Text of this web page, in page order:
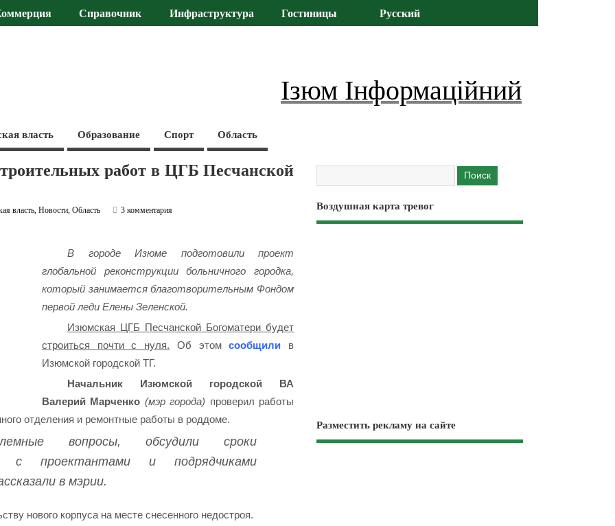
Справочник Инфраструктура Гостиницы Русский
Ізюм Інформаційний
власть Образование Спорт Область
работ в ЦГБ Песчанской
власть,Новости,Область
3 комментария
В городе Изюме подготовили проект
глобальной реконструкции больничного городка,
который занимается благотворительным Фондом
первой леди Елены Зеленской.
Изюмская ЦГБ Песчанской Богоматери будет
строиться почти с нуля. Об этомсообщили в
Изюмской городской ТГ.
Начальник Изюмской городской ВА
Валерий Марченко (мэр города) проверил работы
отделения и ремонтные работы в роддоме.
вопросы, обсудили сроки
с проектантами и подрядчиками
в мэрии.
нового корпуса на месте снесенного недостроя.
Воздушная карта тревог
Разместить рекламу на сайте